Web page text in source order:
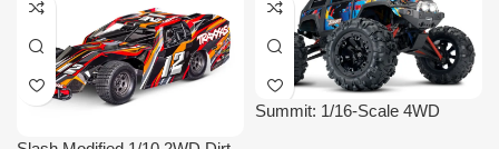
Summit: 1/16-Scale 4WD